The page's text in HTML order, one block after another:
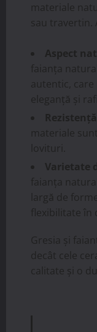
materiale
sau travertin.
Aspect
faianța
autentic,
eleganță și
materiale
lovituri.
Varietate
faianța
largă de
flexibilitate în
Gresia și
decât cele
calitate și o